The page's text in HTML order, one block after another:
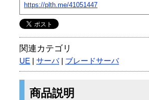
https://plth.me/41051447
関連カテゴリ
UE サーバ| ブレードサーバ
商品説明